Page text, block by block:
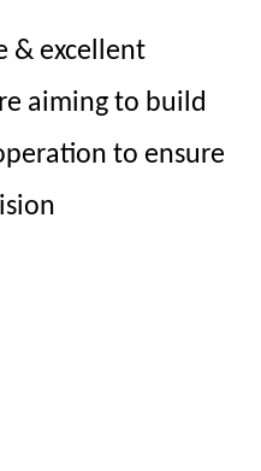
& excellent
aiming to build
to ensure